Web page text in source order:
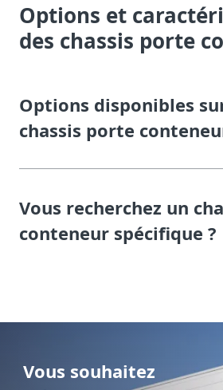
Options et
des chassis porte
Options disponibles
chassis porte
Vous recherchez un
conteneur spécifique ?
Vous souhaitez